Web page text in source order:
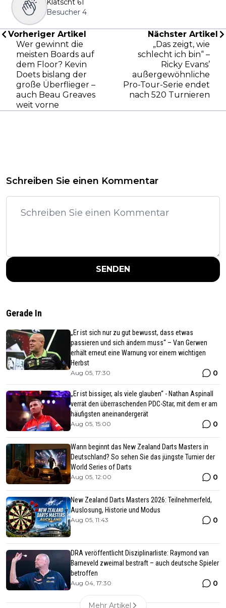
Klatscht 61
Besucher 4
Vorheriger Artikel
Wer gewinnt die
meisten Boards auf
dem Floor? Kevin
Doets bislang der
große Überflieger –
auch Beau Greaves
weit vorne
Nächster Artikel
„Das zeigt, wie
schlecht ich bin“ –
Ricky Evans’
außergewöhnliche
Pro-Tour-Serie endet
nach 520 Turnieren
Schreiben Sie einen Kommentar
SENDEN
Gerade In
„Er ist sich nur zu gut bewusst, dass etwas
passieren und sich ändern muss“ – Van Gerwen
erhält erneut eine Warnung vor einem wichtigen
Herbst
Aug 05, 17:30 0
„Er ist bissiger, als viele glauben“ - Nathan Aspinall
verrät den überraschenden PDC-Star, mit dem er am
häufigsten aneinandergerät
Aug 05, 15:00 0
Wann beginnt das New Zealand Darts Masters in
Deutschland? So sehen Sie das jüngste Turnier der
World Series of Darts
Aug 05, 12:00 0
New Zealand Darts Masters 2026: Teilnehmerfeld,
Auslosung, Historie und Modus
Aug 05, 11:43 0
DRA veröffentlicht Disziplinarliste: Raymond van
Barneveld zweimal bestraft – auch deutsche Spieler
betroffen
Aug 04, 17:30 0
Mehr Artikel